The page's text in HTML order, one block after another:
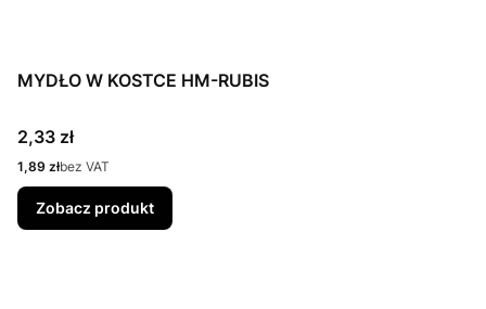
MYDŁO W KOSTCE HM-RUBIS
Cena
2,33 zł
Cena
1,89 złbez VAT
Zobacz produkt